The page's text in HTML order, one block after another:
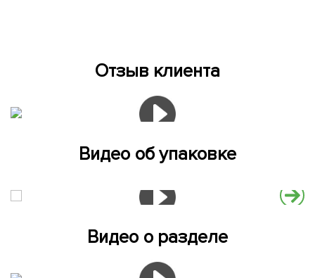
Отзыв клиента
Видео об упаковке
Видео о разделе